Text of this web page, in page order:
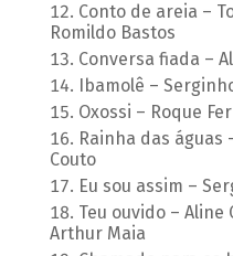
Conto de areia –
Romildo Bastos
Conversa fiada –
Ibamolê –
Oxossi – Roque
Rainha das águas
Couto
Eu sou assim –
Teu ouvido – Aline
Arthur Maia